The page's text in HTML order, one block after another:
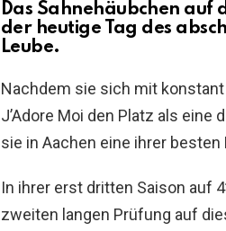
Das Sahnehäubchen auf
der heutige Tag des
Leube.
Nachdem sie sich mit
J’Adore Moi den Platz als
sie in Aachen eine ihrer
In ihrer erst dritten Saison auf
zweiten langen Prüfung auf